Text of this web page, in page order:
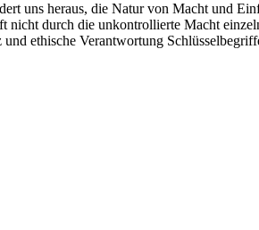
uns heraus, die Natur von Macht und
nicht durch die unkontrollierte Macht
ethische Verantwortung